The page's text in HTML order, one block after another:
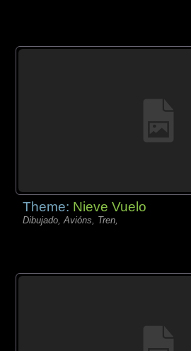
Theme: Nieve Vuelo
Dibujado, Avións, Tren,